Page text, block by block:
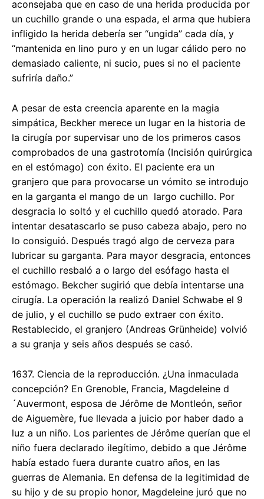
aconsejaba que en caso de una herida producida por
un cuchillo grande o una espada, el arma que hubiera
infligido la herida debería ser “ungida” cada día, y
“mantenida en lino puro y en un lugar cálido pero no
demasiado caliente, ni sucio, pues si no el paciente
sufriría daño.”
A pesar de esta creencia aparente en la magia
simpática, Beckher merece un lugar en la historia de
la cirugía por supervisar uno de los primeros casos
comprobados de una gastrotomía (Incisión quirúrgica
en el estómago) con éxito. El paciente era un
granjero que para provocarse un vómito se introdujo
en la garganta el mango de un largo cuchillo. Por
desgracia lo soltó y el cuchillo quedó atorado. Para
intentar desatascarlo se puso cabeza abajo, pero no
lo consiguió. Después tragó algo de cerveza para
lubricar su garganta. Para mayor desgracia, entonces
el cuchillo resbaló a o largo del esófago hasta el
estómago. Bekcher sugirió que debía intentarse una
cirugía. La operación la realizó Daniel Schwabe el 9
de julio, y el cuchillo se pudo extraer con éxito.
Restablecido, el granjero (Andreas Grünheide) volvió
a su granja y seis años después se casó.
1637. Ciencia de la reproducción. ¿Una inmaculada
concepción? En Grenoble, Francia, Magdeleine d
´Auvermont, esposa de Jérôme de Montleón, señor
de Aiguemère, fue llevada a juicio por haber dado a
luz a un niño. Los parientes de Jérôme querían que el
niño fuera declarado ilegítimo, debido a que Jérôme
había estado fuera durante cuatro años, en las
guerras de Alemania. En defensa de la legitimidad de
su hijo y de su propio honor, Magdeleine juró que no